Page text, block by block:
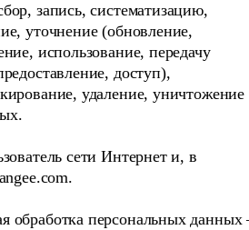
запись, систематизацию,
уточнение (обновление,
использование, передачу
доступ),
удаление, уничтожение
сети Интернет и, в
обработка персональных данных